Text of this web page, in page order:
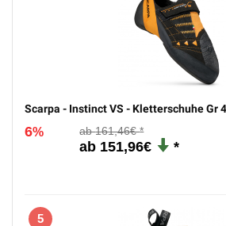
Scarpa - Instinct VS - Kletterschuhe Gr
6% 161,46€
151,96€
5